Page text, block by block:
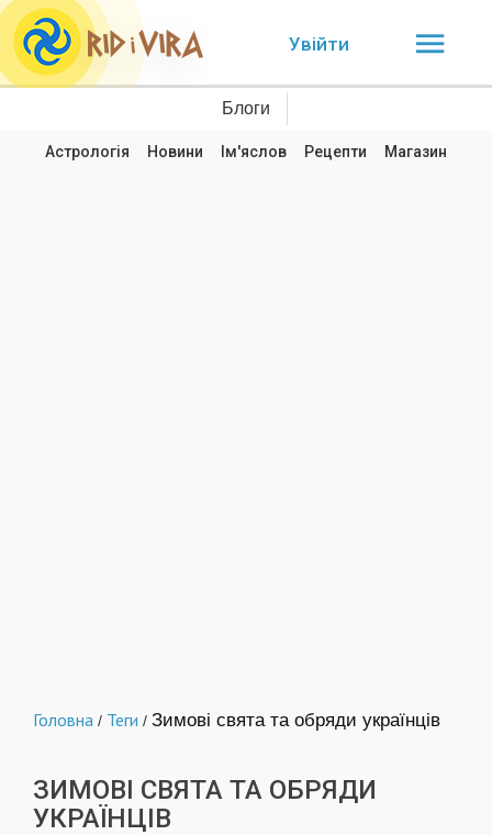
Увійти
Блоги
Астрологія Новини Ім'яслов Рецепти Магазин
Головна / Теги / Зимові свята та обряди українців
ЗИМОВІ СВЯТА ТА ОБРЯДИ
УКРАЇНЦІВ